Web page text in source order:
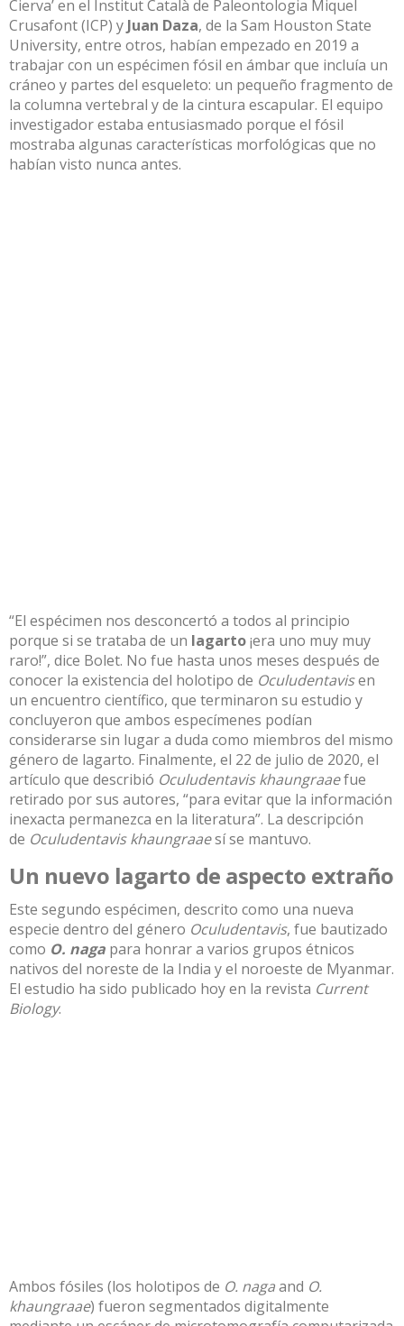
Cierva’ en el Institut Català de Paleontologia Miquel
Crusafont (ICP) y Juan Daza, de la Sam Houston State
University, entre otros, habían empezado en 2019 a
trabajar con un espécimen fósil en ámbar que incluía un
cráneo y partes del esqueleto: un pequeño fragmento de
la columna vertebral y de la cintura escapular. El equipo
investigador estaba entusiasmado porque el fósil
mostraba algunas características morfológicas que no
habían visto nunca antes.
“El espécimen nos desconcertó a todos al principio
porque si se trataba de un lagarto¡era uno muy muy
raro!”, dice Bolet. No fue hasta unos meses después de
conocer la existencia del holotipo de Oculudentavisen
un encuentro científico, que terminaron su estudio y
concluyeron que ambos especímenes podían
considerarse sin lugar a duda como miembros del mismo
género de lagarto. Finalmente, el 22 de julio de 2020, el
artículo que describió Oculudentavis khaungraaefue
retirado por sus autores, “para evitar que la información
inexacta permanezca en la literatura”. La descripción
de Oculudentavis khaungraaesí se mantuvo.
Un nuevo lagarto de aspecto extraño
Este segundo espécimen, descrito como una nueva
especie dentro del género Oculudentavis, fue bautizado
como O. naga para honrar a varios grupos étnicos
nativos del noreste de la India y el noroeste de Myanmar.
El estudio ha sido publicado hoy en la revista Current
Biology.
Ambos fósiles (los holotipos de O. nagaand O.
khaungraae) fueron segmentados digitalmente